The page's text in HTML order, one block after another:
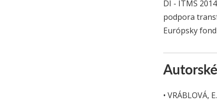
DI - ITMS
podpora
Európsky
• VRÁBLOVÁ,